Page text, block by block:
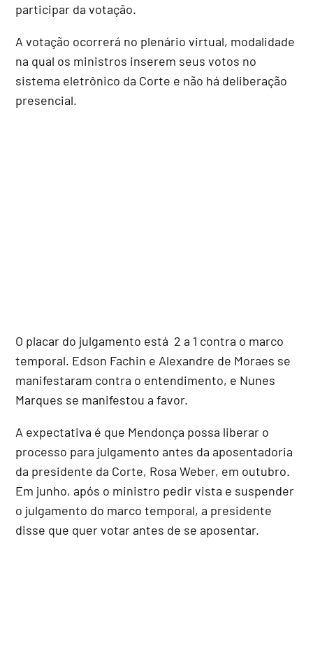
participar da votação.
A votação ocorrerá no plenário virtual, modalidade
na qual os ministros inserem seus votos no
sistema eletrônico da Corte e não há deliberação
presencial.
O placar do julgamento está 2 a 1 contra o marco
temporal. Edson Fachin e Alexandre de Moraes se
manifestaram contra o entendimento, e Nunes
Marques se manifestou a favor.
A expectativa é que Mendonça possa liberar o
processo para julgamento antes da aposentadoria
da presidente da Corte, Rosa Weber, em outubro.
Em junho, após o ministro pedir vista e suspender
o julgamento do marco temporal, a presidente
disse que quer votar antes de se aposentar.